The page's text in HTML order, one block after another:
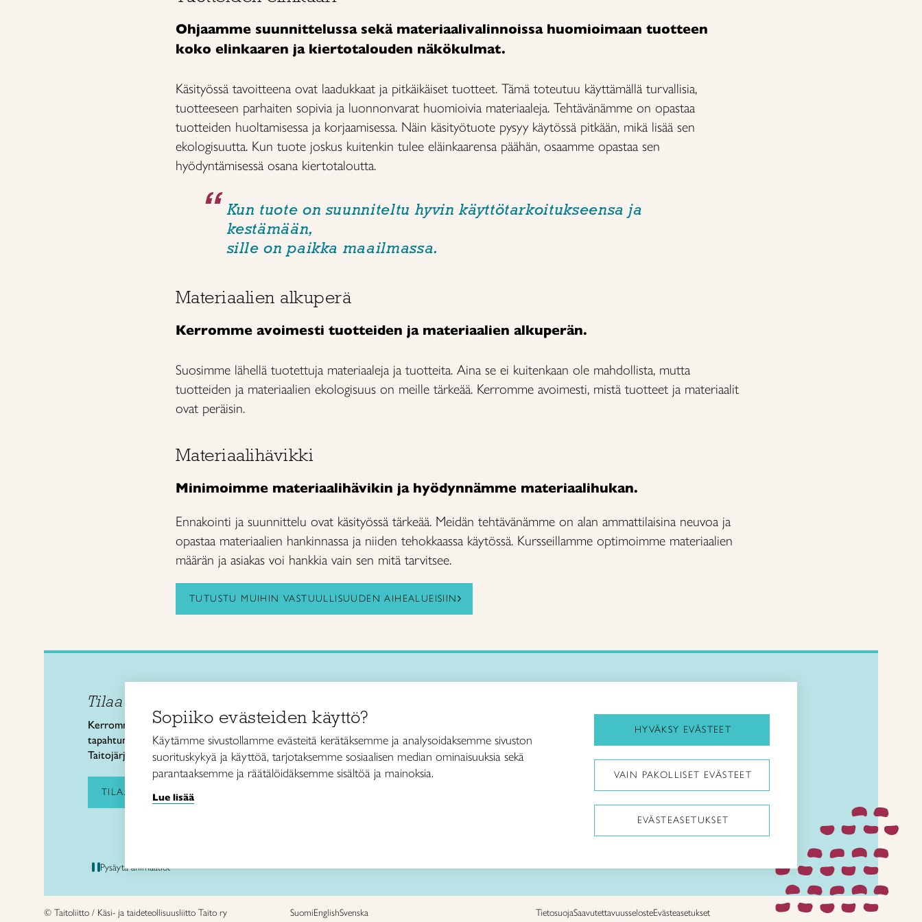
Ohjaamme suunnittelussa sekä materiaalivalinnoissa huomioimaan tuotteen
koko elinkaaren ja kiertotalouden näkökulmat.
Käsityössä tavoitteena ovat laadukkaat ja pitkäikäiset tuotteet. Tämä toteutuu käyttämällä turvallisia,
tuotteeseen parhaiten sopivia ja luonnonvarat huomioivia materiaaleja. Tehtävänämme on opastaa
tuotteiden huoltamisessa ja korjaamisessa. Näin käsityötuote pysyy käytössä pitkään, mikä lisää sen
ekologisuutta. Kun tuote joskus kuitenkin tulee eläinkaarensa päähän, osaamme opastaa sen
hyödyntämisessä osana kiertotaloutta.
Kun tuote on suunniteltu hyvin käyttötarkoitukseensa ja
kestämään,
sille on paikka maailmassa.
Materiaalien alkuperä
Kerromme avoimesti tuotteiden ja materiaalien alkuperän.
Suosimme lähellä tuotettuja materiaaleja ja tuotteita. Aina se ei kuitenkaan ole mahdollista, mutta
tuotteiden ja materiaalien ekologisuus on meille tärkeää. Kerromme avoimesti, mistä tuotteet ja materiaalit
ovat peräisin.
Materiaalihävikki
Minimoimme materiaalihävikin ja hyödynnämme materiaalihukan.
Ennakointi ja suunnittelu ovat käsityössä tärkeää. Meidän tehtävänämme on alan ammattilaisina neuvoa ja
opastaa materiaalien hankinnassa ja niiden tehokkaassa käytössä. Kursseillamme optimoimme materiaalien
määrän ja asiakas voi hankkia vain sen mitä tarvitsee.
TUTUSTU MUIHIN VASTUULLISUUDEN AIHEALUEISIIN
Tilaa uutiskirje
Kerromme käsityön valtakunnallisista
tapahtumista ja uutisista sekä
Taitojärjestön toiminnasta.
TILAA UUTISKIRJE
Pysäytä animaatiot
Käsi- ja taideteollisuusliitto Taito ry
Kalevankatu 61
00180 Helsinki
puh. 040 7525 160
Käsityöohjeet
Me olemme Taito
Kirjaudu Taitocampukseen
Taitoliitto:
Taito-lehti:
© Taitoliitto / Käsi- ja taideteollisuusliitto Taito ry SuomiEnglishSvenska TietosuojaSaavutettavuusselosteEvästeasetukset
Sopiiko evästeiden käyttö?
Käytämme sivustollamme evästeitä kerätäksemme ja analysoidaksemme sivuston
suorituskykyä ja käyttöä, tarjotaksemme sosiaalisen median ominaisuuksia sekä
parantaaksemme ja räätälöidäksemme sisältöä ja mainoksia.
Lue lisää
HYVÄKSY EVÄSTEET
VAIN PAKOLLISET EVÄSTEET
EVÄSTEASETUKSET